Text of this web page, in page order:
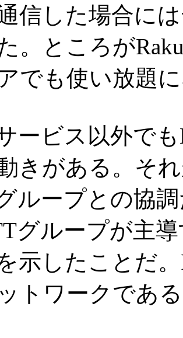
信した場合に
。ところが
でも使い放題
ービス以外で
きがある。そ
ループとの協
グループが主
示したことだ
トワークであ